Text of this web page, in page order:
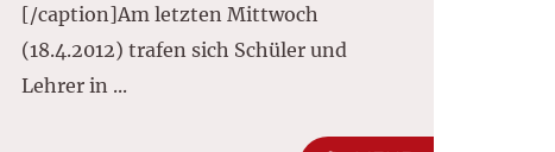
[/caption]Am letzten Mittwoch
(18.4.2012) trafen sich Schüler und
Lehrer in ...